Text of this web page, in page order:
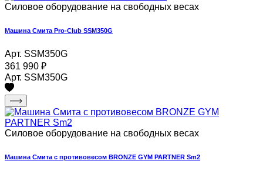
Силовое оборудование на свободных весах
Машина Смита Pro-Club SSM350G
Арт. SSM350G
361 990 ₽
Арт. SSM350G
Силовое оборудование на свободных весах
Машина Смита с противовесом BRONZE GYM PARTNER Sm2